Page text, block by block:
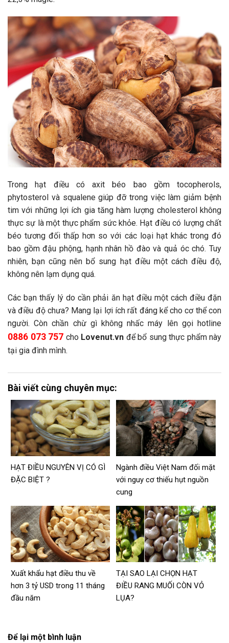
Trong hạt điều có axit béo bao gồm tocopherols,
phytosterol và squalene giúp đỡ trong việc làm giảm bệnh
tim với những lợi ích gia tăng hàm lượng cholesterol không
thực sự là một thực phẩm sức khỏe. Hạt điều có lượng chất
béo tương đối thấp hơn so với các loại hạt khác trong đó
bao gồm đậu phộng, hạnh nhân hồ đào và quả óc chó. Tuy
nhiên, bạn cũng nên bổ sung hạt điều một cách điều độ,
không nên lạm dụng quá.
Các bạn thấy lý do cần phải ăn hạt điều một cách điều đặn
và điều độ chưa? Mang lại lợi ích rất đáng kể cho cơ thể con
người. Còn chần chừ gì không nhấc máy lên gọi hotline
0886 073 757 cho Lovenut.vn để bổ sung thực phẩm này
tại gia đình mình.
Bài viết cùng chuyên mục:
HẠT ĐIỀU NGUYÊN VỊ CÓ GÌ
ĐẶC BIỆT ?
Ngành điều Việt Nam đối mặt
với nguy cơ thiếu hụt nguồn
cung
Xuất khẩu hạt điều thu về
hơn 3 tỷ USD trong 11 tháng
đầu năm
TẠI SAO LẠI CHỌN HẠT
ĐIỀU RANG MUỐI CÒN VỎ
LỤA?
Để lại một bình luận